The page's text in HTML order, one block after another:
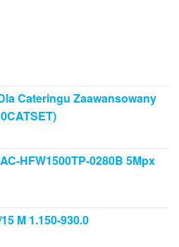
Cateringu Zaawansowany
HFW1500TP-0280B 5Mpx
M 1.150-930.0